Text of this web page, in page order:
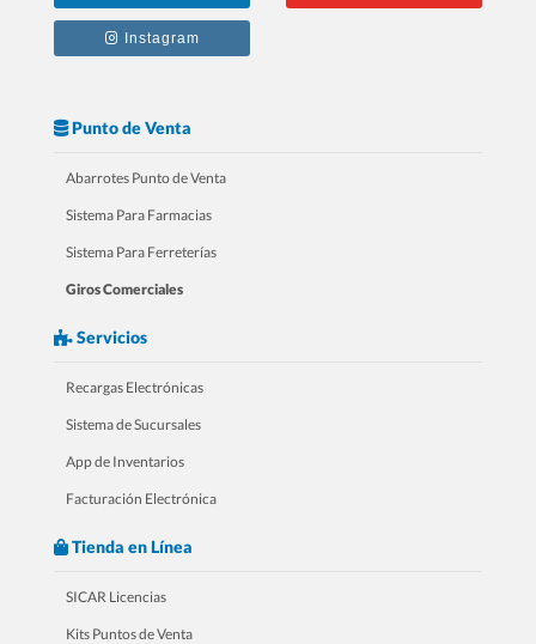
tu FARMACIA
Instagram
Punto de Venta
Abarrotes Punto de Venta
Sistema Para Farmacias
Sistema Para Ferreterías
Giros Comerciales
Servicios
Recargas Electrónicas
Sistema de Sucursales
App de Inventarios
Facturación Electrónica
Tienda en Línea
SICAR Licencias
Kits Puntos de Venta